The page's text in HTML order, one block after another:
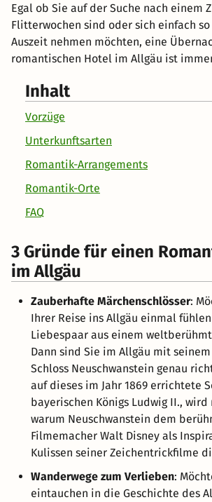
Egal ob Sie auf der Suche nach einem
Flitterwochen sind oder sich einfach
Auszeit nehmen möchten, eine
romantischen Hotel im Allgäu ist
Inhalt
Vorzüge
Unterkunftsarten
Romantik-Arrangements
Romantik-Orte
FAQ
3 Gründe für einen
im Allgäu
Zauberhafte Märchenschlösser:
Ihrer Reise ins Allgäu einmal
Liebespaar aus einem
Dann sind Sie im Allgäu mit
Schloss Neuschwanstein genau
auf dieses im Jahr 1869 errichtete
bayerischen Königs Ludwig II., wird
warum Neuschwanstein dem
Filmemacher Walt Disney als
Kulissen seiner Zeichentrickfilme
Wanderwege zum Verlieben:
eintauchen in die Geschichte des